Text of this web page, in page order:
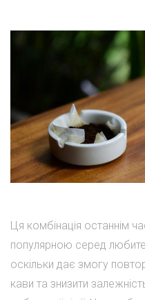
Ця комбінація останнім
популярною серед
оскільки дає змогу
кави та знизити